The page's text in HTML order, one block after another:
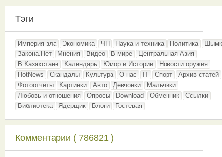
Тэги
Империя зла Экономика ЧП Наука и техника Политика
Закона.Нет
Мнения Видео В мире
Центральная Азия
В Казахстане
Календарь Юмор и Истории
Новости оружия
HotNews
Скандалы Культура О нас IT Спорт
Архив статей
Фотоотчёты
Картинки Авто Девчонки
Мальчики
Любовь и отношения
Опросы Download Обменник
Ссылки
Библиотека
Ядерщик Блоги Гостевая
Комментарии ( 786821 )